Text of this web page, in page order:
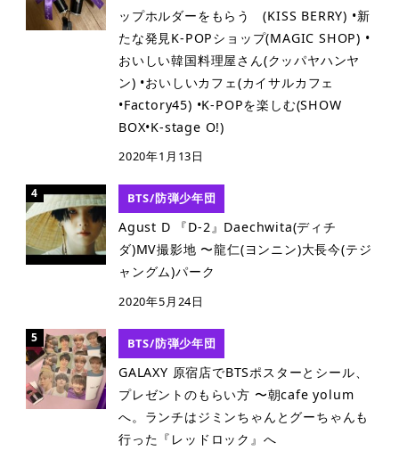
ップホルダーをもらう (KISS BERRY) •新
たな発見K-POPショップ(MAGIC SHOP) •
おいしい韓国料理屋さん(クッパヤハンヤ
ン) •おいしいカフェ(カイサルカフェ
•Factory45) •K-POPを楽しむ(SHOW
BOX•K-stage O!)
2020年1月13日
BTS/防弾少年団
Agust D 『D-2』Daechwita(ディチ
ダ)MV撮影地 〜龍仁(ヨンニン)大長今(テジ
ャングム)パーク
2020年5月24日
BTS/防弾少年団
GALAXY 原宿店でBTSポスターとシール、
プレゼントのもらい方 〜朝cafe yolum
へ。ランチはジミンちゃんとグーちゃんも
行った『レッドロック』へ